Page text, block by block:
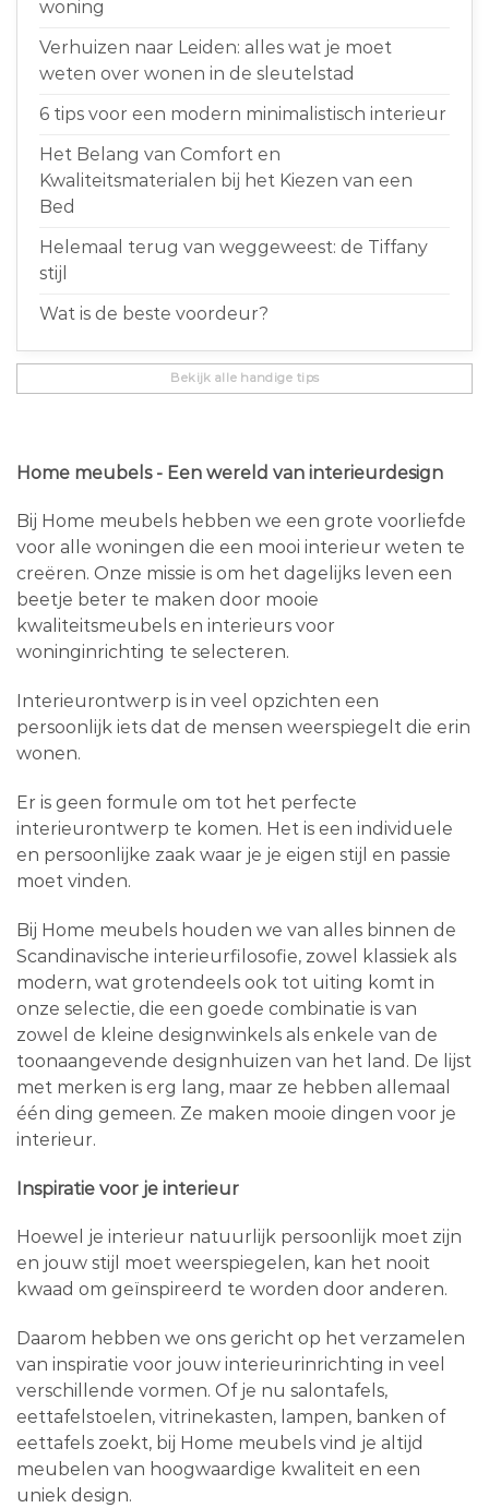
woning
Verhuizen naar Leiden: alles wat je moet
weten over wonen in de sleutelstad
6 tips voor een modern minimalistisch interieur
Het Belang van Comfort en
Kwaliteitsmaterialen bij het Kiezen van een
Bed
Helemaal terug van weggeweest: de Tiffany
stijl
Wat is de beste voordeur?
Bekijk alle handige tips
Home meubels - Een wereld van interieurdesign
Bij Home meubels hebben we een grote voorliefde
voor alle woningen die een mooi interieur weten te
creëren. Onze missie is om het dagelijks leven een
beetje beter te maken door mooie
kwaliteitsmeubels en interieurs voor
woninginrichting te selecteren.
Interieurontwerp is in veel opzichten een
persoonlijk iets dat de mensen weerspiegelt die erin
wonen.
Er is geen formule om tot het perfecte
interieurontwerp te komen. Het is een individuele
en persoonlijke zaak waar je je eigen stijl en passie
moet vinden.
Bij Home meubels houden we van alles binnen de
Scandinavische interieurfilosofie, zowel klassiek als
modern, wat grotendeels ook tot uiting komt in
onze selectie, die een goede combinatie is van
zowel de kleine designwinkels als enkele van de
toonaangevende designhuizen van het land. De lijst
met merken is erg lang, maar ze hebben allemaal
één ding gemeen. Ze maken mooie dingen voor je
interieur.
Inspiratie voor je interieur
Hoewel je interieur natuurlijk persoonlijk moet zijn
en jouw stijl moet weerspiegelen, kan het nooit
kwaad om geïnspireerd te worden door anderen.
Daarom hebben we ons gericht op het verzamelen
van inspiratie voor jouw interieurinrichting in veel
verschillende vormen. Of je nu salontafels,
eettafelstoelen, vitrinekasten, lampen, banken of
eettafels zoekt, bij Home meubels vind je altijd
meubelen van hoogwaardige kwaliteit en een
uniek design.